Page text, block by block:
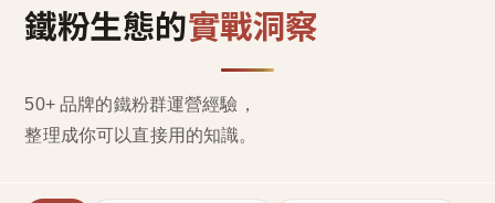
鐵粉生態的實戰洞察
50+ 品牌的鐵粉群運營經驗，
整理成你可以直接用的知識。